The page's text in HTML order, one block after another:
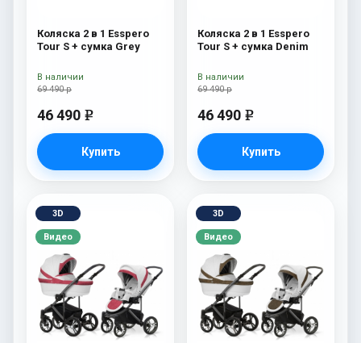
Коляска 2 в 1 Esspero
Tour S + сумка Grey
69 490 р
46 490 e
Купить
В наличии
Коляска 2 в 1 Esspero
Tour S + сумка Denim
69 490 р
46 490 e
Купить
В наличии
3D
Видео
3D
Видео